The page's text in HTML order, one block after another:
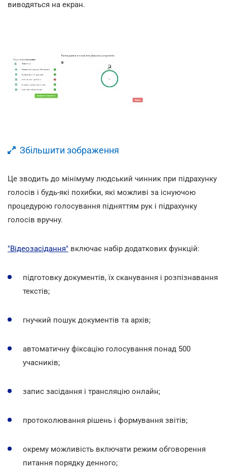
виводяться на екран.
Збільшити зображення
Це зводить до мінімуму людський чинник при підрахунку
голосів і будь-які похибки, які можливі за існуючою
процедурою голосування підняттям рук і підрахунку
голосів вручну.
"Відеозасідання" включає набір додаткових функцій:
підготовку документів, їх сканування і розпізнавання
текстів;
гнучкий пошук документів та архів;
автоматичну фіксацію голосування понад 500
учасників;
запис засідання і трансляцію онлайн;
протоколювання рішень і формування звітів;
окрему можливість включати режим обговорення
питання порядку денного;